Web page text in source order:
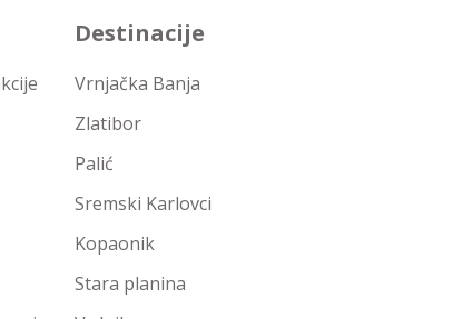
Destinacije
Vrnjačka Banja
Zlatibor
Palić
Sremski Karlovci
Kopaonik
Stara planina